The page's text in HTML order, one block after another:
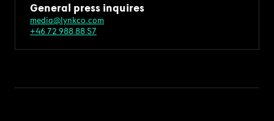
General press inquires
media@lynkco.com
+46 72 988 88 57